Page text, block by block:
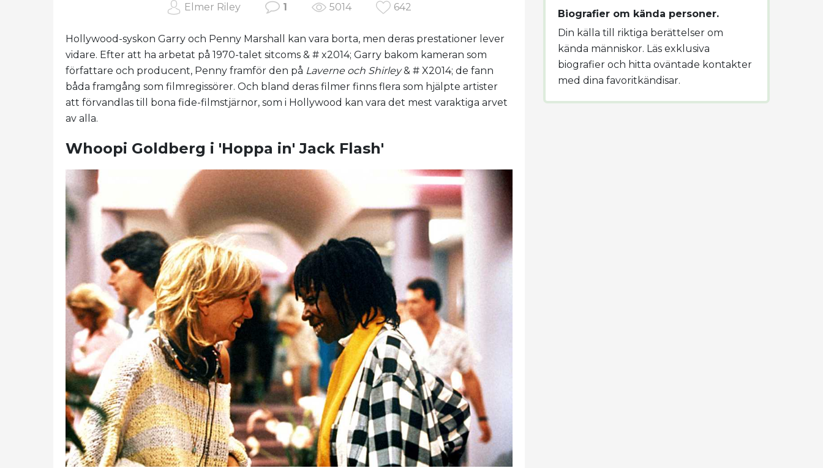
Elmer Riley 1 5014 642
Hollywood-syskon Garry och Penny Marshall kan vara borta, men deras prestationer lever
vidare. Efter att ha arbetat på 1970-talet sitcoms & # x2014; Garry bakom kameran som
författare och producent, Penny framför den på Laverne och Shirley& # X2014; de fann
båda framgång som filmregissörer. Och bland deras filmer finns flera som hjälpte artister
att förvandlas till bona fide-filmstjärnor, som i Hollywood kan vara det mest varaktiga arvet
av alla.
Whoopi Goldberg i 'Hoppa in' Jack Flash'
Biografier om kända personer.
Din källa till riktiga berättelser om
kända människor. Läs exklusiva
biografier och hitta oväntade kontakter
med dina favoritkändisar.